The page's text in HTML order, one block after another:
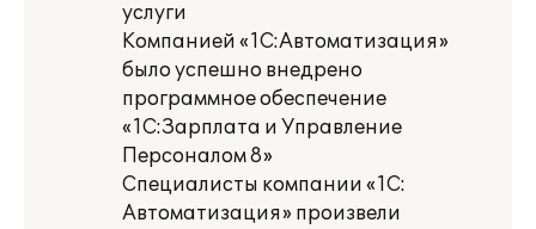
услуги
Компанией «1С:Автоматизация»
было успешно внедрено
программное обеспечение
«1С:Зарплата и Управление
Персоналом 8»
Специалисты компании «1С:
Автоматизация» произвели